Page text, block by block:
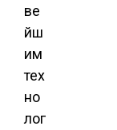
ве
йш
им
тех
но
лог